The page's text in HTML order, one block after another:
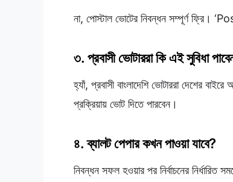
না, পোস্টাল ভোটের নিবন্ধন সম্পূর্ণ ফ্রি।
৩. প্রবাসী ভোটাররা কি এই সুবিধা
হ্যাঁ, প্রবাসী বাংলাদেশি ভোটাররা দেশের
প্রক্রিয়ায় ভোট দিতে পারবেন।
৪. ব্যালট পেপার কখন পাওয়া যাবে?
নিবন্ধন সফল হওয়ার পর নির্বাচনের